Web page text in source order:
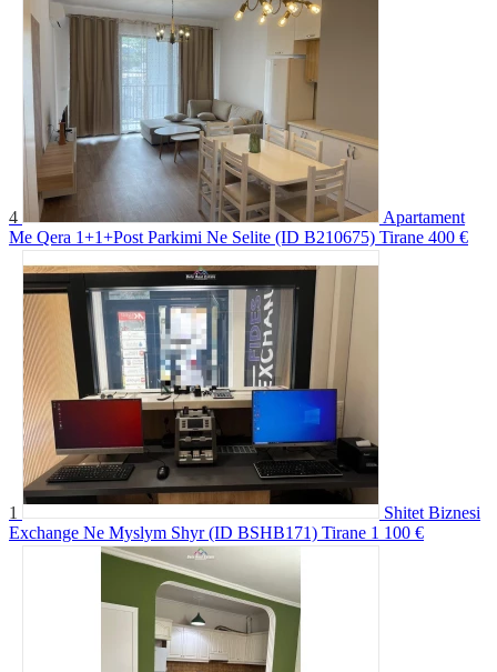
4
Apartament
Me Qera 1+1+Post Parkimi Ne Selite (ID B210675) Tirane 400 €
1
Shitet Biznesi
Exchange Ne Myslym Shyr (ID BSHB171) Tirane 1 100 €